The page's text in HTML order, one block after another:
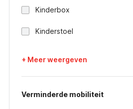
Kinderbox
Kinderstoel
+ Meer weergeven
Verminderde mobiliteit